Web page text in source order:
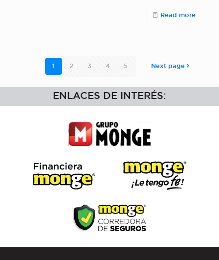
Read more
1 2 3 4 5 Next page
ENLACES DE INTERÉS: